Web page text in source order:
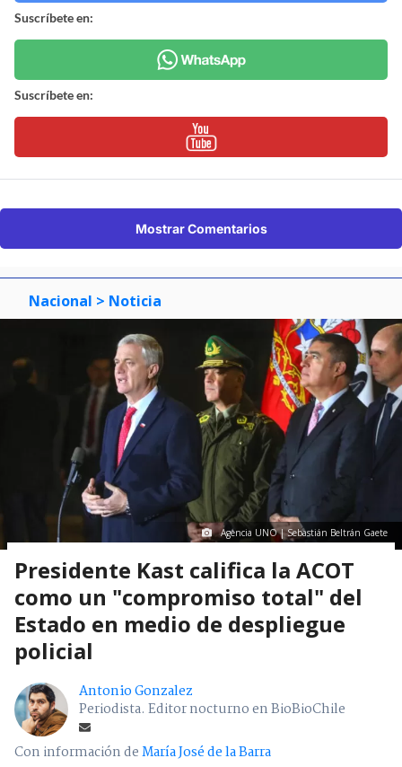
Suscríbete en:
Suscríbete en:
Mostrar Comentarios
Nacional > Noticia
Agencia UNO | Sebastián Beltrán Gaete
Presidente Kast califica la ACOT
como un "compromiso total" del
Estado en medio de despliegue
policial
Antonio Gonzalez
Periodista. Editor nocturno en BioBioChile
Con información deMaría José de la Barra